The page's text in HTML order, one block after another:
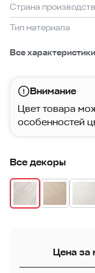
Страна
Тип материала
Все характеристики
Внимание
Цвет товара
особенностей
Все декоры
Цена за